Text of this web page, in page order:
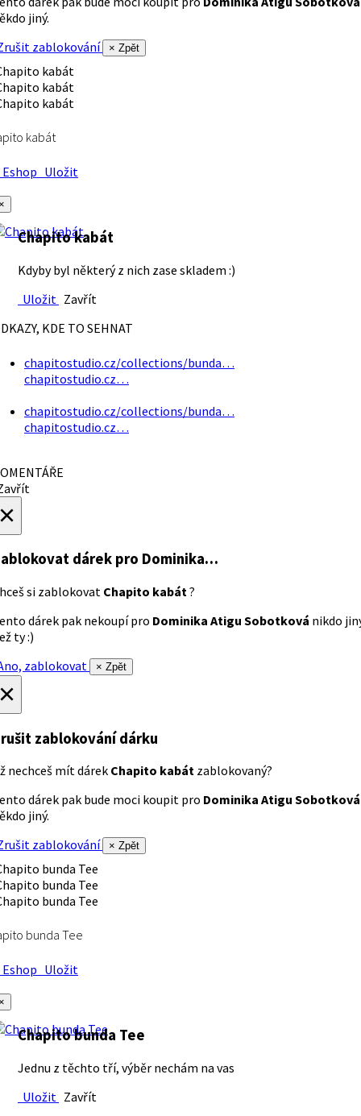
jiný.
zablokování
× Zpět
kabát
Uložit
Chapito kabát
Kdyby byl některý z nich zase skladem :)
Uložit Zavřít
KDE TO SEHNAT
chapitostudio.cz/collections/bunda…
chapitostudio.cz…
chapitostudio.cz/collections/bunda…
chapitostudio.cz…
dárek pro Dominika…
si zablokovat Chapito kabát ?
dárek pak nekoupí pro Dominika Atigu Sobotková nikdo
ty :)
zablokovat
× Zpět
zablokování dárku
nechceš mít dárek Chapito kabát zablokovaný?
dárek pak bude moci koupit pro Dominika Atigu Sobotková
jiný.
zablokování
× Zpět
bunda Tee
Uložit
Chapito bunda Tee
Jednu z těchto tří, výběr nechám na vas
Uložit Zavřít